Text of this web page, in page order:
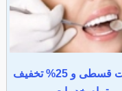
پرداخت قسطی و 25% تخفیف